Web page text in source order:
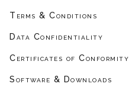
Terms & Conditions
Data Confidentiality
Certificates of Conformity
Software & Downloads